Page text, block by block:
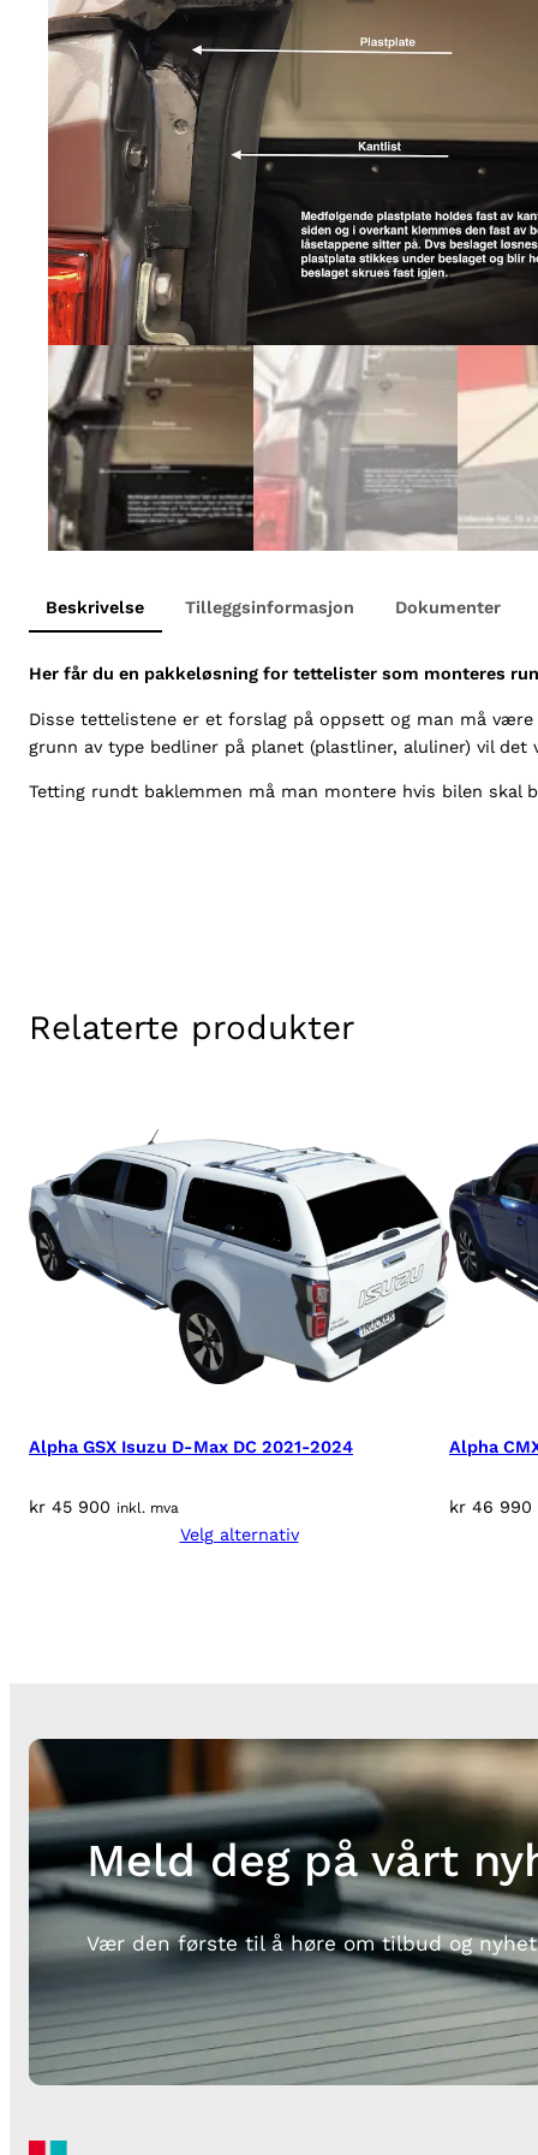
Beskrivelse Tilleggsinformasjon Dokumenter
Her får du en pakkeløsning for tettelister som monteres
Disse tettelistene er et forslag på oppsett og man må
grunn av type bedliner på planet (plastliner, aluliner) vil
Tetting rundt baklemmen må man montere hvis bilen
Relaterte produkter
Alpha GSX Isuzu D-Max DC 2021-2024
kr 45 900 inkl. mva
Velg alternativ
Alpha
kr 46 990
Meld deg på vårt
Vær den første til å høre om tilbud og